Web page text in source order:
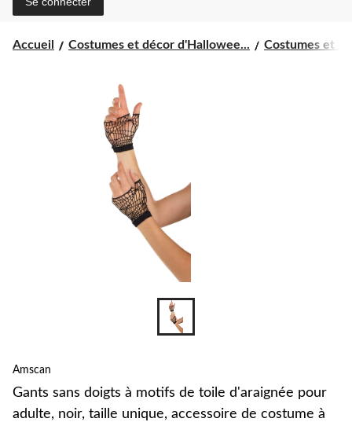
pour
Accueil Costumes et décor d'Hallowee... Costumes et
Amscan
Gants sans doigts à motifs de toile d'araignée pour
adulte, noir, taille unique, accessoire de costume à